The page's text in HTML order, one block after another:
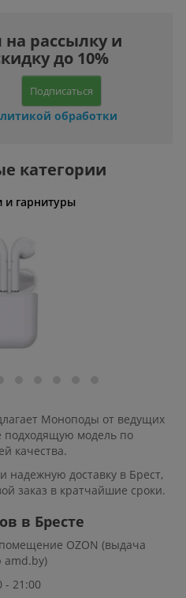
на рассылку и
до 10%
Подписаться
обработки
категории
гарнитуры
Моноподы от ведущих
подходящую модель по
качества.
доставку в Брест,
заказ в кратчайшие сроки.
в Бресте
OZON (выдача
amd.by)
- 21:00